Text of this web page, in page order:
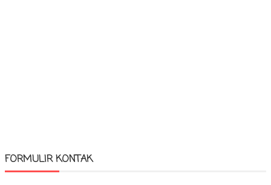
FORMULIR KONTAK